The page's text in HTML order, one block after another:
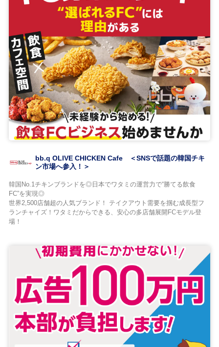
bb.q OLIVE CHICKEN Cafe ＜SNSで話題の韓国チキ
ン市場へ参入！＞
韓国No.1チキンブランドを◎日本でワタミの運営力で“勝てる飲食
FC”を実現◎
世界2,500店舗超の人気ブランド！ テイクアウト需要を掴む成長型フ
ランチャイズ！ワタミだからできる、安心の多店舗展開FCモデル登
場！